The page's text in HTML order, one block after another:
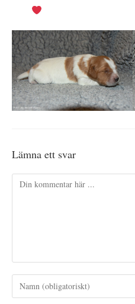
Lämna ett svar
Kommentar
Ange
ditt